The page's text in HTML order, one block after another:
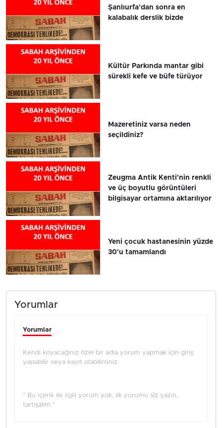
Şanlıurfa'dan sonra en
kalabalık derslik bizde
Kültür Parkında mantar gibi
sürekli kefe ve büfe türüyor
Mazeretiniz varsa neden
seçildiniz?
Zeugma Antik Kenti'nin renkli
ve üç boyutlu görüntüleri
bilgisayar ortamına aktarılıyor
Yeni çocuk hastanesinin yüzde
30'u tamamlandı
Yorumlar
Yorumlar
Kendi koyacağınız özel bir adla yorum yapmak için giriş
yapabilir veya kayıt olabilirsiniz.
* Bu içerik ile ilgili yorum yok, ilk yorumu siz yazın,
tartışalım *